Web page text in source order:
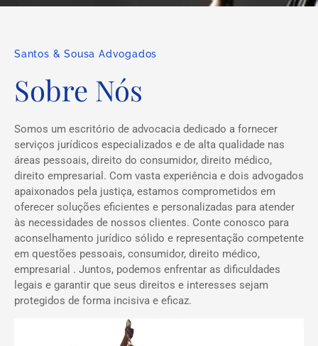
Santos & Sousa Advogados
Sobre Nós
Somos um escritório de advocacia dedicado a fornecer
serviços jurídicos especializados e de alta qualidade nas
áreas pessoais, direito do consumidor, direito médico,
direito empresarial. Com vasta experiência e dois advogados
apaixonados pela justiça, estamos comprometidos em
oferecer soluções eficientes e personalizadas para atender
às necessidades de nossos clientes. Conte conosco para
aconselhamento jurídico sólido e representação competente
em questões pessoais, consumidor, direito médico,
empresarial . Juntos, podemos enfrentar as dificuldades
legais e garantir que seus direitos e interesses sejam
protegidos de forma incisiva e eficaz.